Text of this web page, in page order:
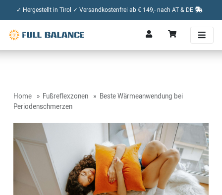
✓ Hergestellt in Tirol ✓ Versandkostenfrei ab € 149,- nach AT & DE
Home Fußreflexzonen
Beste Wärmeanwendung bei
Periodenschmerzen